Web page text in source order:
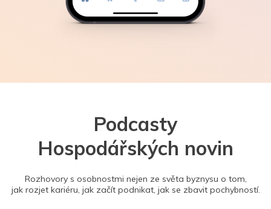
Podcasty
Hospodářských novin
Rozhovory s osobnostmi nejen ze světa byznysu o tom,
jak rozjet kariéru, jak začít podnikat, jak se zbavit pochybností.